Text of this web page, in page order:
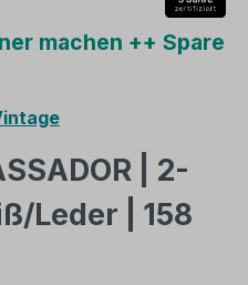
machen ++ Sparen
| 2-
Leder | 158